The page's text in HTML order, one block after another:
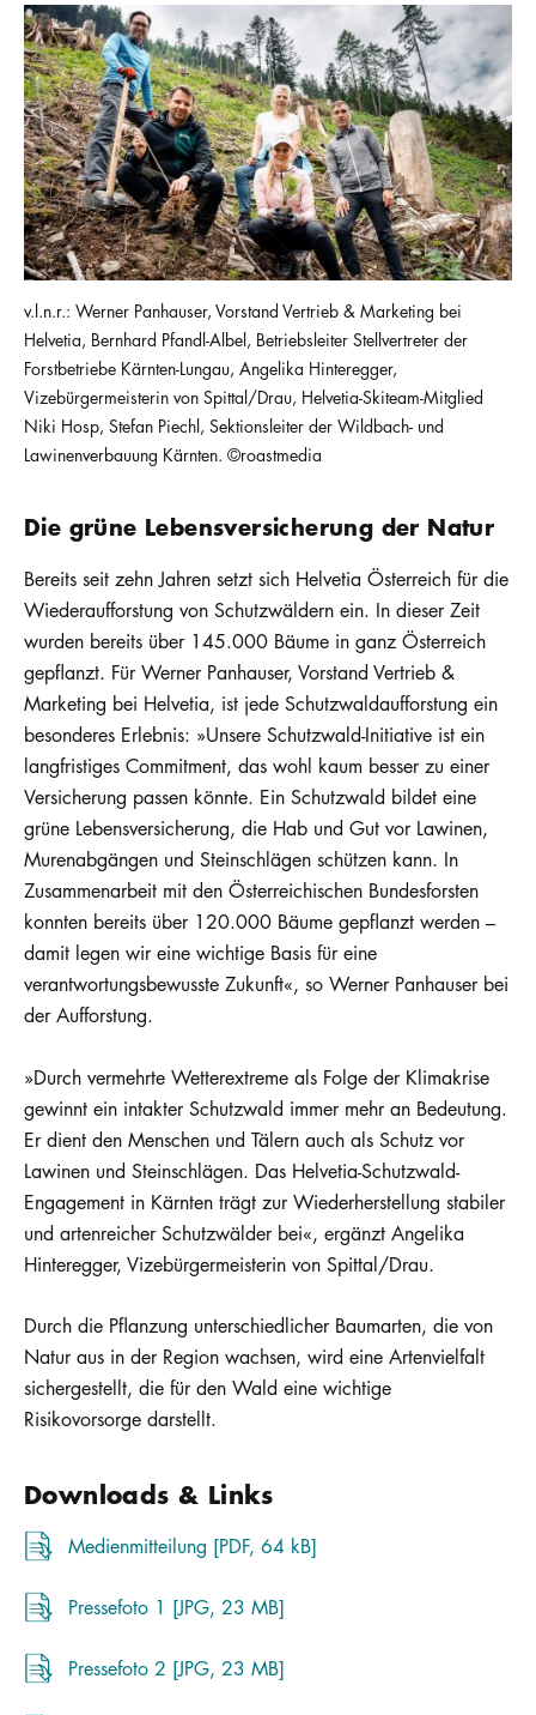
v.l.n.r.: Werner Panhauser, Vorstand Vertrieb & Marketing bei
Helvetia, Bernhard Pfandl-Albel, Betriebsleiter Stellvertreter der
Forstbetriebe Kärnten-Lungau, Angelika Hinteregger,
Vizebürgermeisterin von Spittal/Drau, Helvetia-Skiteam-Mitglied
Niki Hosp, Stefan Piechl, Sektionsleiter der Wildbach- und
Lawinenverbauung Kärnten. ©roastmedia
Die grüne Lebensversicherung der Natur
Bereits seit zehn Jahren setzt sich Helvetia Österreich für die
Wiederaufforstung von Schutzwäldern ein. In dieser Zeit
wurden bereits über 145.000 Bäume in ganz Österreich
gepflanzt. Für Werner Panhauser, Vorstand Vertrieb &
Marketing bei Helvetia, ist jede Schutzwaldaufforstung ein
besonderes Erlebnis: »Unsere Schutzwald-Initiative ist ein
langfristiges Commitment, das wohl kaum besser zu einer
Versicherung passen könnte. Ein Schutzwald bildet eine
grüne Lebensversicherung, die Hab und Gut vor Lawinen,
Murenabgängen und Steinschlägen schützen kann. In
Zusammenarbeit mit den Österreichischen Bundesforsten
konnten bereits über 120.000 Bäume gepflanzt werden –
damit legen wir eine wichtige Basis für eine
verantwortungsbewusste Zukunft«, so Werner Panhauser bei
der Aufforstung.
»Durch vermehrte Wetterextreme als Folge der Klimakrise
gewinnt ein intakter Schutzwald immer mehr an Bedeutung.
Er dient den Menschen und Tälern auch als Schutz vor
Lawinen und Steinschlägen. Das Helvetia-Schutzwald-
Engagement in Kärnten trägt zur Wiederherstellung stabiler
und artenreicher Schutzwälder bei«, ergänzt Angelika
Hinteregger, Vizebürgermeisterin von Spittal/Drau.
Durch die Pflanzung unterschiedlicher Baumarten, die von
Natur aus in der Region wachsen, wird eine Artenvielfalt
sichergestellt, die für den Wald eine wichtige
Risikovorsorge darstellt.
Downloads & Links
Medienmitteilung [PDF, 64 kB]
Pressefoto 1 [JPG, 23 MB]
Pressefoto 2 [JPG, 23 MB]